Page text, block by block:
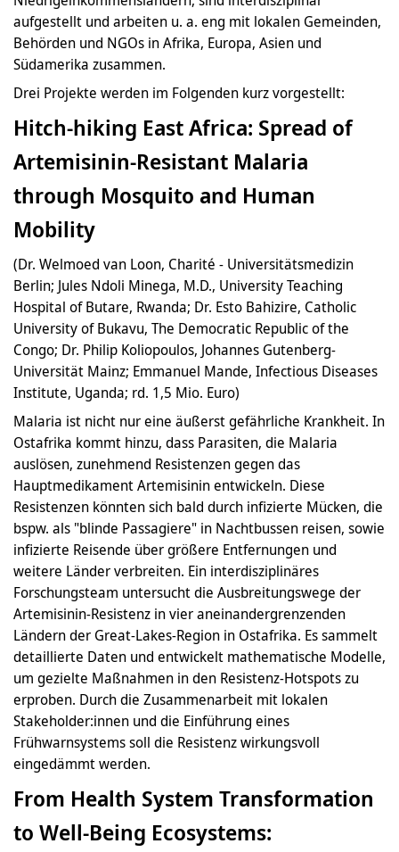
aufgestellt und arbeiten u. a. eng mit lokalen Gemeinden,
Behörden und NGOs in Afrika, Europa, Asien und
Südamerika zusammen.
Drei Projekte werden im Folgenden kurz vorgestellt:
Hitch-hiking East Africa: Spread of
Artemisinin-Resistant Malaria
through Mosquito and Human
Mobility
(Dr. Welmoed van Loon, Charité - Universitätsmedizin
Berlin; Jules Ndoli Minega, M.D., University Teaching
Hospital of Butare, Rwanda; Dr. Esto Bahizire, Catholic
University of Bukavu, The Democratic Republic of the
Congo; Dr. Philip Koliopoulos, Johannes Gutenberg-
Universität Mainz; Emmanuel Mande, Infectious Diseases
Institute, Uganda; rd. 1,5 Mio. Euro)
Malaria ist nicht nur eine äußerst gefährliche Krankheit. In
Ostafrika kommt hinzu, dass Parasiten, die Malaria
auslösen, zunehmend Resistenzen gegen das
Hauptmedikament Artemisinin entwickeln. Diese
Resistenzen könnten sich bald durch infizierte Mücken, die
bspw. als "blinde Passagiere" in Nachtbussen reisen, sowie
infizierte Reisende über größere Entfernungen und
weitere Länder verbreiten. Ein interdisziplinäres
Forschungsteam untersucht die Ausbreitungswege der
Artemisinin-Resistenz in vier aneinandergrenzenden
Ländern der Great-Lakes-Region in Ostafrika. Es sammelt
detaillierte Daten und entwickelt mathematische Modelle,
um gezielte Maßnahmen in den Resistenz-Hotspots zu
erproben. Durch die Zusammenarbeit mit lokalen
Stakeholder:innen und die Einführung eines
Frühwarnsystems soll die Resistenz wirkungsvoll
eingedämmt werden.
From Health System Transformation
to Well-Being Ecosystems: